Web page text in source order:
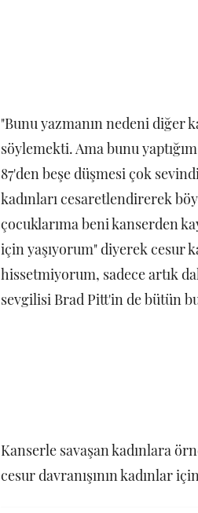
"Bunu yazmanın nedeni diğer
söylemekti. Ama bunu
87'den beşe düşmesi çok
kadınları cesaretlendirerek
çocuklarıma beni kanserden
için yaşıyorum" diyerek cesur
hissetmiyorum, sadece artık
sevgilisi Brad Pitt'in de bütün
Kanserle savaşan kadınlara
cesur davranışının kadınlar